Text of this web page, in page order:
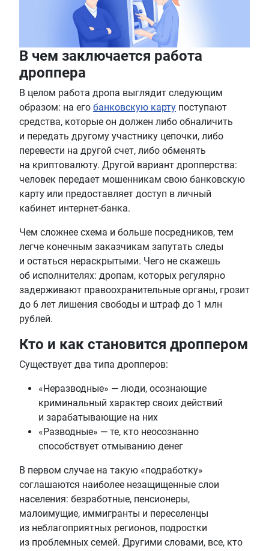
В чем заключается работа
дроппера
В целом работа дропа выглядит следующим
образом: на его банковскую карту поступают
средства, которые он должен либо обналичить
и передать другому участнику цепочки, либо
перевести на другой счет, либо обменять
на криптовалюту. Другой вариант дропперства:
человек передает мошенникам свою банковскую
карту или предоставляет доступ в личный
кабинет интернет-банка.
Чем сложнее схема и больше посредников, тем
легче конечным заказчикам запутать следы
и остаться нераскрытыми. Чего не скажешь
об исполнителях: дропам, которых регулярно
задерживают правоохранительные органы, грозит
до 6 лет лишения свободы и штраф до 1 млн
рублей.
Кто и как становится дроппером
Существует два типа дропперов:
«Неразводные» — люди, осознающие
криминальный характер своих действий
и зарабатывающие на них
«Разводные» — те, кто неосознанно
способствует отмыванию денег
В первом случае на такую «подработку»
соглашаются наиболее незащищенные слои
населения: безработные, пенсионеры,
малоимущие, иммигранты и переселенцы
из неблагоприятных регионов, подростки
из проблемных семей. Другими словами, все, кто